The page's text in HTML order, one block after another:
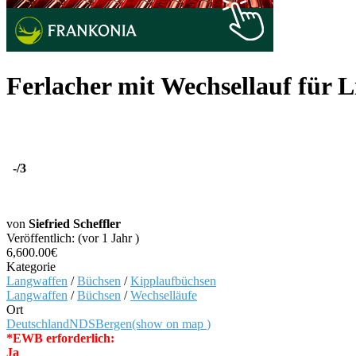
Ferlacher mit Wechsellauf für
-/3
von Siefried Scheffler
Veröffentlich: (vor 1 Jahr )
6,600.00€
Kategorie
Langwaffen /Büchsen /Kipplaufbüchsen
Langwaffen /Büchsen /Wechselläufe
Ort
DeutschlandNDSBergen(show on map )
*EWB erforderlich:
Ja